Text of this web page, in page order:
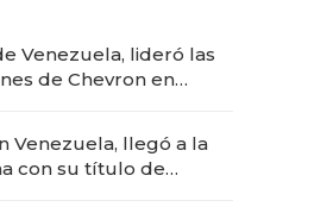
Venezuela, lideró las
de Chevron en
Venezuela, llegó a la
con su título de